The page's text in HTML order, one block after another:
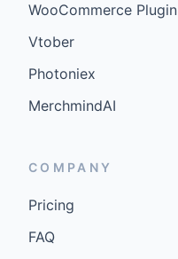
WooCommerce Plugin
Vtober
Photoniex
MerchmindAI
COMPANY
Pricing
FAQ